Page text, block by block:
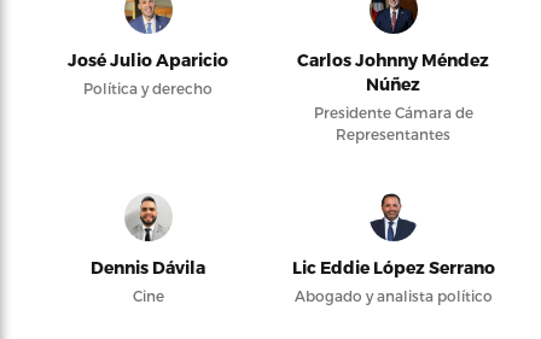
José Julio Aparicio
Política y derecho
Carlos Johnny Méndez
Núñez
Presidente Cámara de
Representantes
Dennis Dávila
Cine
Lic Eddie López Serrano
Abogado y analista político